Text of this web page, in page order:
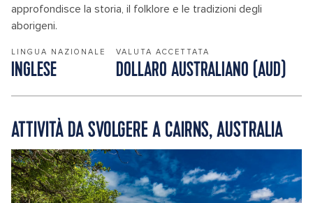
approfondisce la storia, il folklore e le tradizioni degli
aborigeni.
LINGUA NAZIONALE
INGLESE
VALUTA ACCETTATA
DOLLARO AUSTRALIANO (AUD)
ATTIVITÀ DA SVOLGERE A CAIRNS, AUSTRALIA